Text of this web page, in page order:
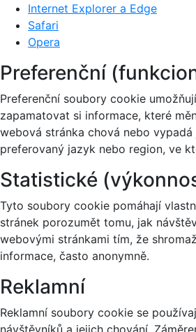
Internet Explorer a Edge
Safari
Opera
Preferenční
Preferenční soubory cookie
zapamatovat si informace, které
webová stránka chová nebo vypadá
preferovaný jazyk nebo region, ve
Statistické
Tyto soubory cookie pomáhají
stránek porozumět tomu, jak
webovými stránkami tím, že
informace, často anonymně.
Reklamní
Reklamní soubory cookie se
návštěvníků a jejich chování.